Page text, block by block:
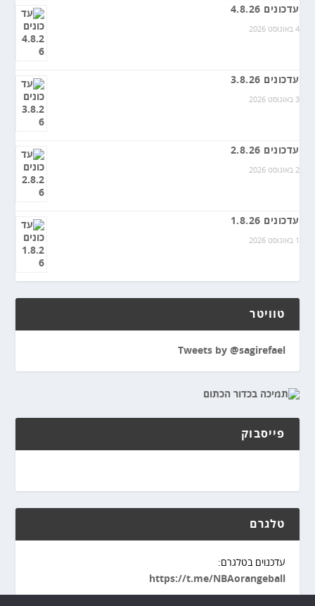
עדכונים 4.8.26
4 באוגוסט 2026
עדכונים 3.8.26
3 באוגוסט 2026
עדכונים 2.8.26
2 באוגוסט 2026
עדכונים 1.8.26
1 באוגוסט 2026
טוויטר
Tweets by @sagirefael
פייסבוק
טלגרם
עדכנוים בטלגרם:
https://t.me/NBAorangeball